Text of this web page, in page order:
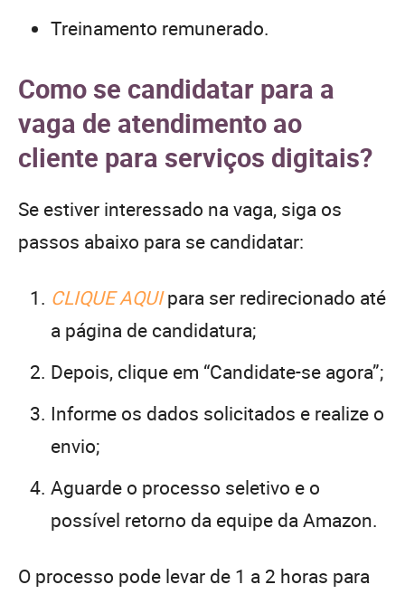
Treinamento remunerado.
Como se candidatar para a
vaga de atendimento ao
cliente para serviços digitais?
Se estiver interessado na vaga, siga os
passos abaixo para se candidatar:
CLIQUE AQUIpara ser redirecionado até
a página de candidatura;
Depois, clique em “Candidate-se agora”;
Informe os dados solicitados e realize o
envio;
Aguarde o processo seletivo e o
possível retorno da equipe da Amazon.
O processo pode levar de 1 a 2 horas para